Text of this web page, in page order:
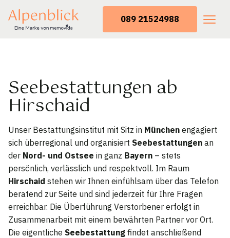
089 21524988
Seebestattungen ab
Hirschaid
Unser Bestattungsinstitut mit Sitz in München engagiert
sich überregional und organisiert Seebestattungen an
der Nord- und Ostsee in ganz Bayern – stets
persönlich, verlässlich und respektvoll. Im Raum
Hirschaid stehen wir Ihnen einfühlsam über das Telefon
beratend zur Seite und sind jederzeit für Ihre Fragen
erreichbar. Die Überführung Verstorbener erfolgt in
Zusammenarbeit mit einem bewährten Partner vor Ort.
Die eigentliche Seebestattung findet anschließend